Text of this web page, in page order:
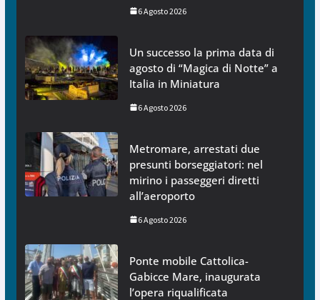
6 Agosto 2026
Un successo la prima data di
agosto di “Magica di Notte” a
Italia in Miniatura
6 Agosto 2026
Metromare, arrestati due
presunti borseggiatori: nel
mirino i passeggeri diretti
all’aeroporto
6 Agosto 2026
Ponte mobile Cattolica-
Gabicce Mare, inaugurata
l’opera riqualificata